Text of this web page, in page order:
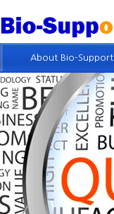
About Bio-Support
회사개요
인사말
회사연혁
회사조직 및 인적자원
GMP 컨설팅 실적
특허현황